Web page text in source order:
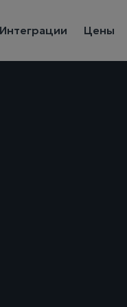
Интеграции Цены